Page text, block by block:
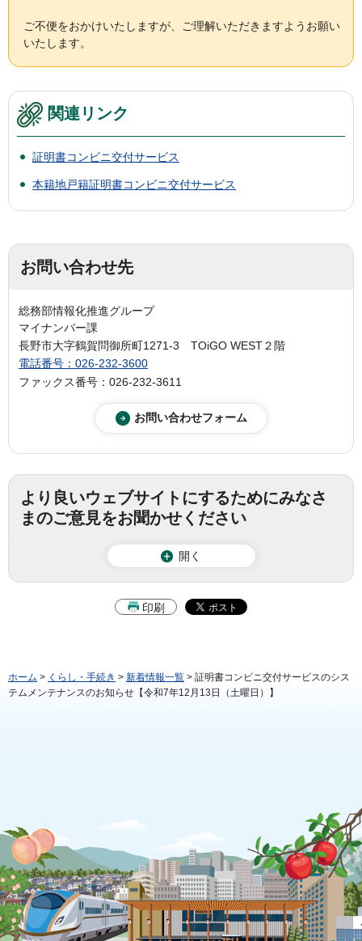
ご不便をおかけいたしますが、ご理解いただきますようお願い
いたします。
関連リンク
証明書コンビニ交付サービス
本籍地戸籍証明書コンビニ交付サービス
お問い合わせ先
総務部情報化推進グループ
マイナンバー課
長野市大字鶴賀問御所町1271-3 TOiGO WEST２階
電話番号：026-232-3600
ファックス番号：026-232-3611
より良いウェブサイトにするためにみなさ
まのご意見をお聞かせください
開く
印刷
ホーム > くらし・手続き > 新着情報一覧 > 証明書コンビニ交付サービスのシス
テムメンテナンスのお知らせ【令和7年12月13日（土曜日）】